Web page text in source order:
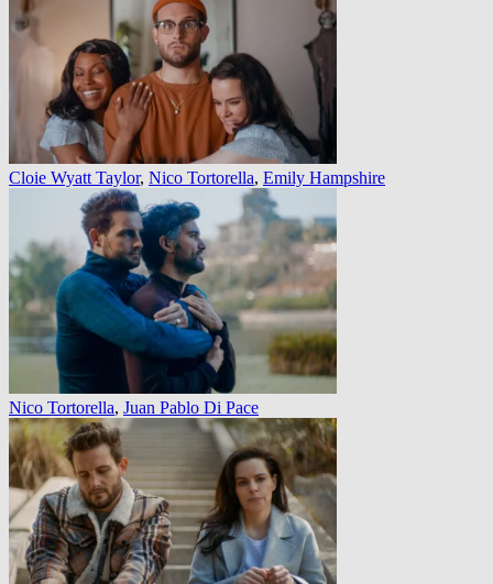
Cloie Wyatt Taylor, Nico Tortorella, Emily Hampshire
Nico Tortorella, Juan Pablo Di Pace